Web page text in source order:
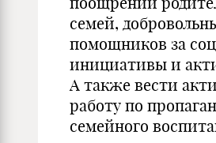
семей,
помощников за
инициативы и
А также вести
работу по
семейного